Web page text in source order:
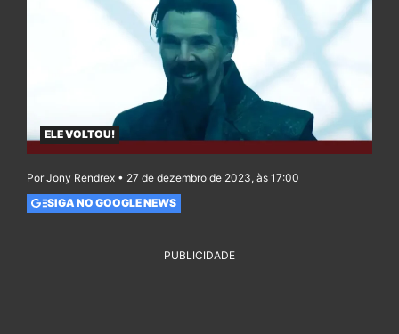
ELE VOLTOU!
Por Jony Rendrex • 27 de dezembro de 2023, às 17:00
SIGA NO GOOGLE NEWS
PUBLICIDADE